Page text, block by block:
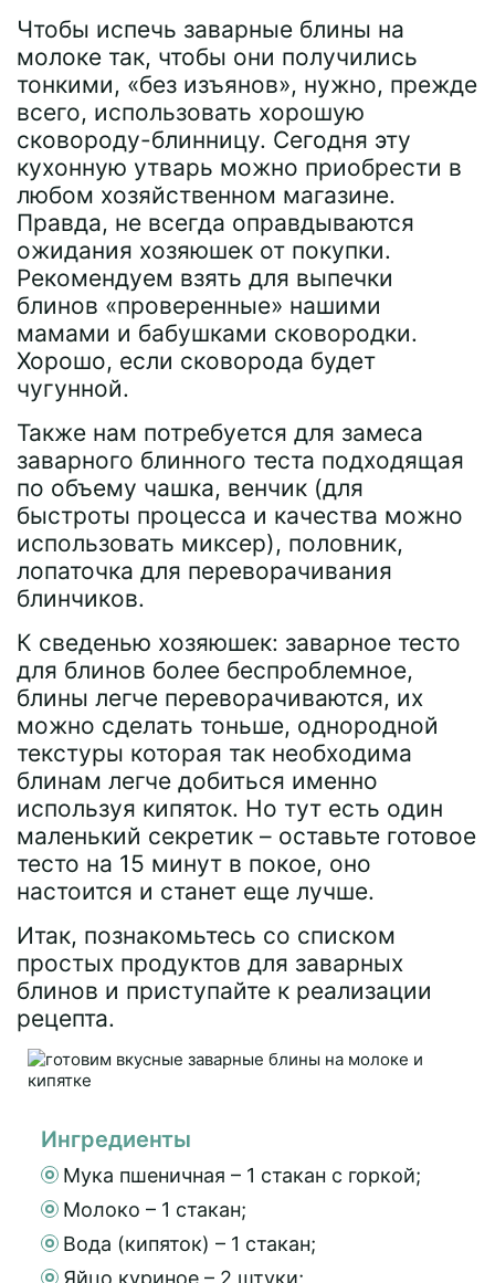
Чтобы испечь заварные блины на
молоке так, чтобы они получились
тонкими, «без изъянов», нужно, прежде
всего, использовать хорошую
сковороду-блинницу. Сегодня эту
кухонную утварь можно приобрести в
любом хозяйственном магазине.
Правда, не всегда оправдываются
ожидания хозяюшек от покупки.
Рекомендуем взять для выпечки
блинов «проверенные» нашими
мамами и бабушками сковородки.
Хорошо, если сковорода будет
чугунной.
Также нам потребуется для замеса
заварного блинного теста подходящая
по объему чашка, венчик (для
быстроты процесса и качества можно
использовать миксер), половник,
лопаточка для переворачивания
блинчиков.
К сведенью хозяюшек: заварное тесто
для блинов более беспроблемное,
блины легче переворачиваются, их
можно сделать тоньше, однородной
текстуры которая так необходима
блинам легче добиться именно
используя кипяток. Но тут есть один
маленький секретик – оставьте готовое
тесто на 15 минут в покое, оно
настоится и станет еще лучше.
Итак, познакомьтесь со списком
простых продуктов для заварных
блинов и приступайте к реализации
рецепта.
Ингредиенты
Мука пшеничная – 1 стакан с горкой;
Молоко – 1 стакан;
Вода (кипяток) – 1 стакан;
Яйцо куриное – 2 штуки;